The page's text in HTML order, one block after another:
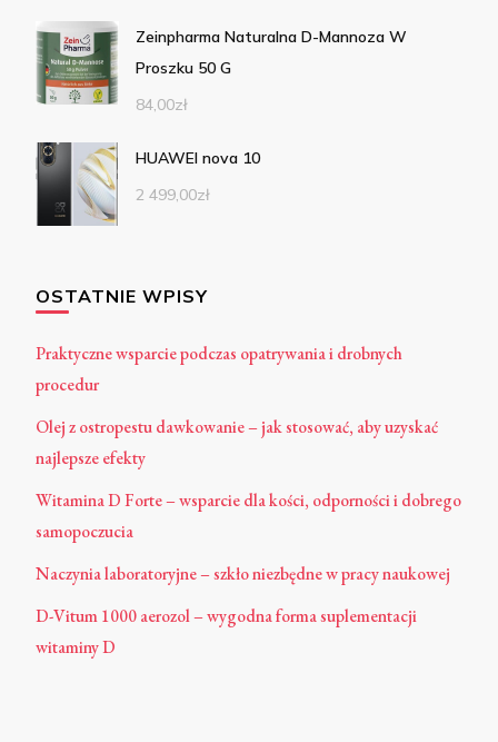
Zeinpharma Naturalna D-Mannoza W
Proszku 50 G
84,00zł
HUAWEI nova 10
2 499,00zł
OSTATNIE WPISY
Praktyczne wsparcie podczas opatrywania i drobnych
procedur
Olej z ostropestu dawkowanie – jak stosować, aby uzyskać
najlepsze efekty
Witamina D Forte – wsparcie dla kości, odporności i dobrego
samopoczucia
Naczynia laboratoryjne – szkło niezbędne w pracy naukowej
D-Vitum 1000 aerozol – wygodna forma suplementacji
witaminy D